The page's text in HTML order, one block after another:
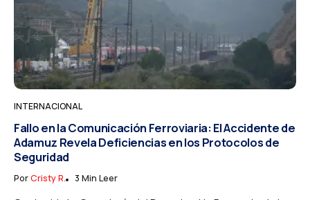
INTERNACIONAL
Fallo en la Comunicación Ferroviaria: El Accidente de
Adamuz Revela Deficiencias en los Protocolos de
Seguridad
PorCristy R. 3 Min Leer